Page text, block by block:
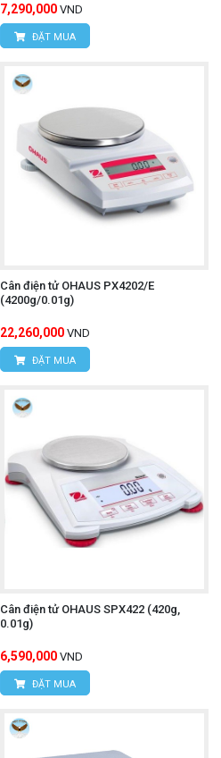
7,290,000 VND
ĐẶT MUA
Cân điện tử OHAUS PX4202/E
(4200g/0.01g)
22,260,000 VND
ĐẶT MUA
Cân điện tử OHAUS SPX422 (420g,
0.01g)
6,590,000 VND
ĐẶT MUA